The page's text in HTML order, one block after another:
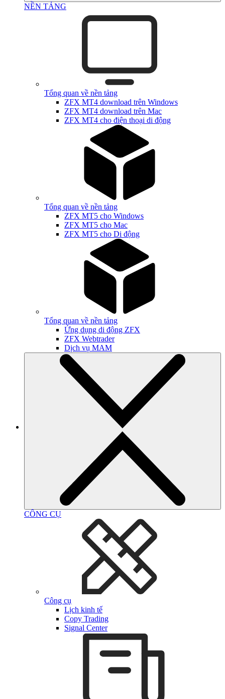
NỀN TẢNG
Tổng quan về nền tảng
ZFX MT4 download trên Windows
ZFX MT4 download trên Mac
ZFX MT4 cho điện thoại di động
Tổng quan về nền tảng
ZFX MT5 cho Windows
ZFX MT5 cho Mac
ZFX MT5 cho Di động
Tổng quan về nền tảng
Ứng dụng di động ZFX
ZFX Webtrader
Dịch vụ MAM
CÔNG CỤ
Công cụ
Lịch kinh tế
Copy Trading
Signal Center